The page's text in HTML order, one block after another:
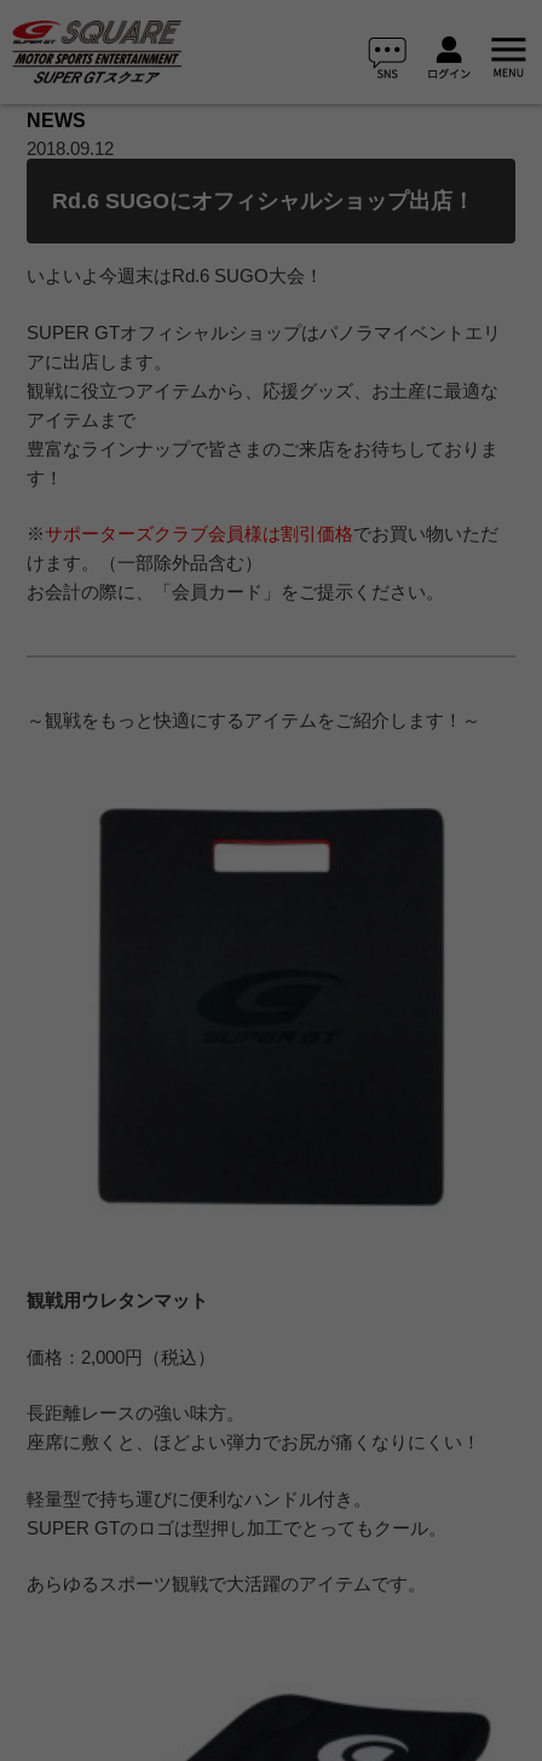
NEWS
2018.09.12
Rd.6 SUGOにオフィシャルショップ出店！
いよいよ今週末はRd.6 SUGO大会！
SUPER GTオフィシャルショップはパノラマイベントエリ
アに出店します。
観戦に役立つアイテムから、応援グッズ、お土産に最適な
アイテムまで
豊富なラインナップで皆さまのご来店をお待ちしておりま
す！
※サポーターズクラブ会員様は割引価格でお買い物いただ
けます。（一部除外品含む）
お会計の際に、「会員カード」をご提示ください。
～観戦をもっと快適にするアイテムをご紹介します！～
観戦用ウレタンマット
価格：2,000円（税込）
長距離レースの強い味方。
座席に敷くと、ほどよい弾力でお尻が痛くなりにくい！
軽量型で持ち運びに便利なハンドル付き。
SUPER GTのロゴは型押し加工でとってもクール。
あらゆるスポーツ観戦で大活躍のアイテムです。